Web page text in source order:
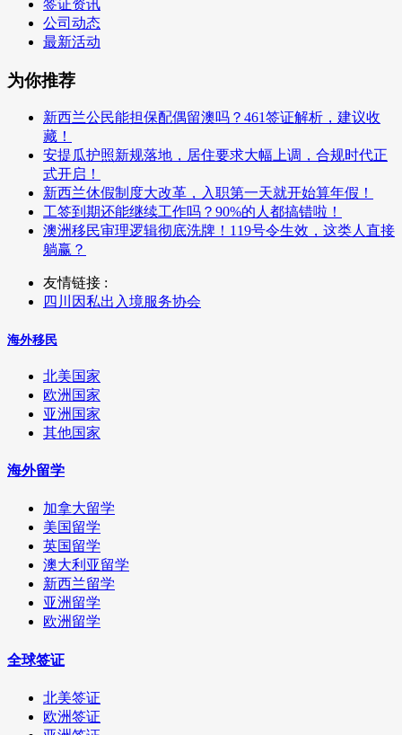
签证资讯
公司动态
最新活动
为你推荐
新西兰公民能担保配偶留澳吗？461签证解析，建议收
藏！
安提瓜护照新规落地，居住要求大幅上调，合规时代正
式开启！
新西兰休假制度大改革，入职第一天就开始算年假！
工签到期还能继续工作吗？90%的人都搞错啦！
澳洲移民审理逻辑彻底洗牌！119号令生效，这类人直接
躺赢？
友情链接 :
四川因私出入境服务协会
海外移民
北美国家
欧洲国家
亚洲国家
其他国家
海外留学
加拿大留学
美国留学
英国留学
澳大利亚留学
新西兰留学
亚洲留学
欧洲留学
全球签证
北美签证
欧洲签证